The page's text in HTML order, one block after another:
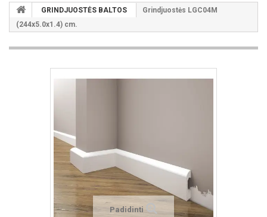
GRINDJUOSTĖS BALTOS
Grindjuostės LGC04M
(244x5.0x1.4) cm.
Padidinti